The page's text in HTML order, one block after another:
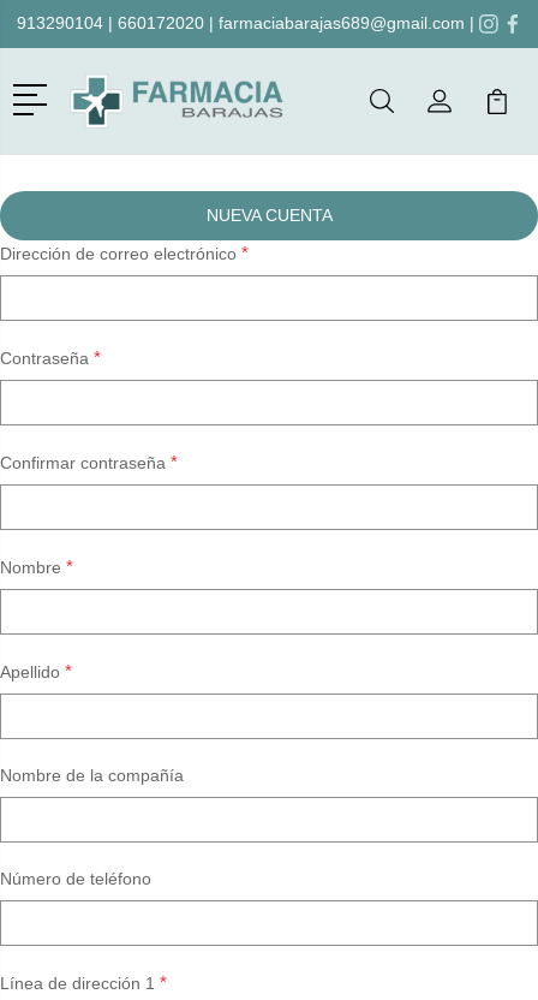
913290104| 660172020| farmaciabarajas689@gmail.com |
Menú
BuscarMi Cuenta
Mi
NUEVA CUENTA
Dirección de correo electrónico *
Contraseña *
Confirmar contraseña *
Nombre *
Apellido *
Nombre de la compañía
Número de teléfono
Línea de dirección 1 *